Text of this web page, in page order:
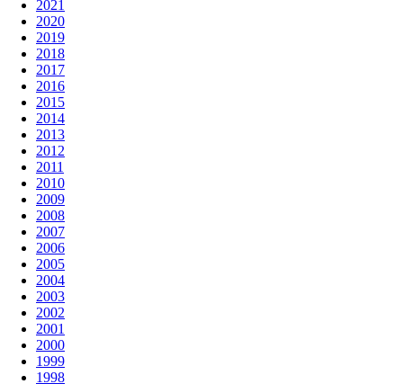
2021
2020
2019
2018
2017
2016
2015
2014
2013
2012
2011
2010
2009
2008
2007
2006
2005
2004
2003
2002
2001
2000
1999
1998